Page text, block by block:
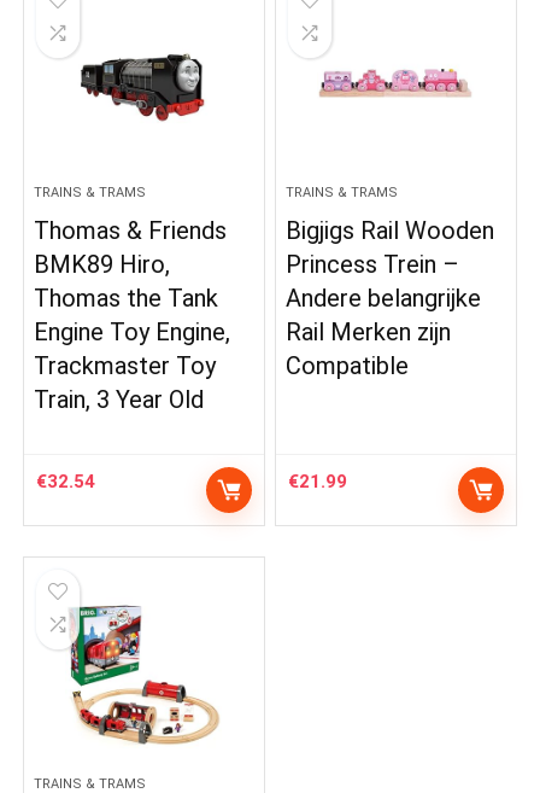
TRAINS & TRAMS
Thomas & Friends
BMK89 Hiro,
Thomas the Tank
Engine Toy Engine,
Trackmaster Toy
Train, 3 Year Old
€32.54
TRAINS & TRAMS
Bigjigs Rail Wooden
Princess Trein –
Andere belangrijke
Rail Merken zijn
Compatible
€21.99
TRAINS & TRAMS